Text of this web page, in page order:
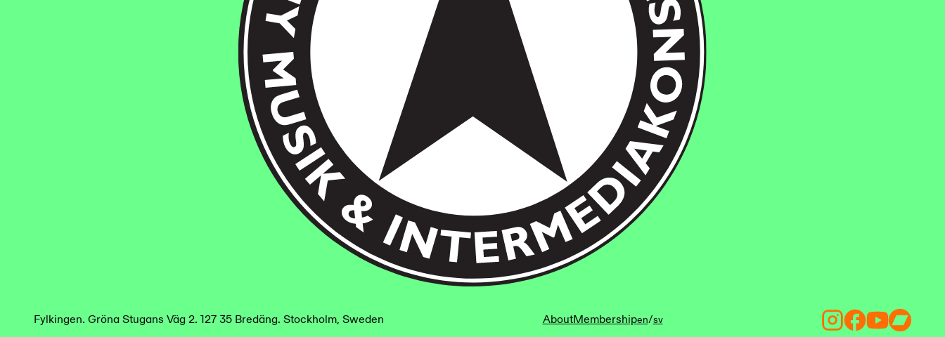
Fylkingen. Gröna Stugans Väg 2. 127 35 Bredäng. Stockholm, Sweden AboutMembershipen/sv